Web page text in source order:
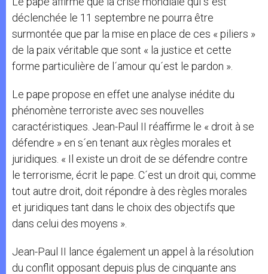
déclenchée le 11 septembre ne pourra être
surmontée que par la mise en place de ces « piliers »
de la paix véritable que sont « la justice et cette
forme particulière de l´amour qu´est le pardon ».
Le pape propose en effet une analyse inédite du
phénomène terroriste avec ses nouvelles
caractéristiques. Jean-Paul II réaffirme le « droit à se
défendre » en s´en tenant aux règles morales et
juridiques. « Il existe un droit de se défendre contre
le terrorisme, écrit le pape. C´est un droit qui, comme
tout autre droit, doit répondre à des règles morales
et juridiques tant dans le choix des objectifs que
dans celui des moyens ».
Jean-Paul II lance également un appel à la résolution
du conflit opposant depuis plus de cinquante ans